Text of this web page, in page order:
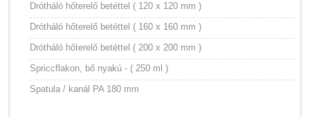
Drótháló hőterelő betéttel ( 120 x 120 mm )
Drótháló hőterelő betéttel ( 160 x 160 mm )
Drótháló hőterelő betéttel ( 200 x 200 mm )
Spriccflakon, bő nyakú - ( 250 ml )
Spatula / kanál PA 180 mm